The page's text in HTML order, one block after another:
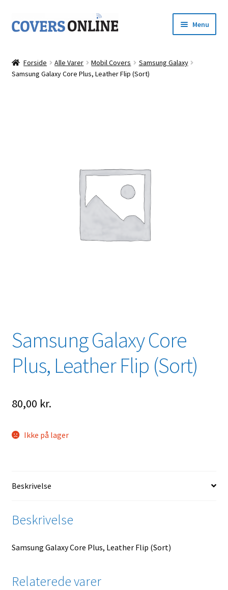
Spring
til
Spring
til
Menu
Shop
Forside Alle Varer Mobil Covers
Samsung Galaxy
Samsung Galaxy Core Plus, Leather Flip (Sort)
Samsung Galaxy Core
Plus, Leather Flip (Sort)
80,00 kr.
Ikke på lager
Beskrivelse
Beskrivelse
Samsung Galaxy Core Plus, Leather Flip (Sort)
Relaterede varer